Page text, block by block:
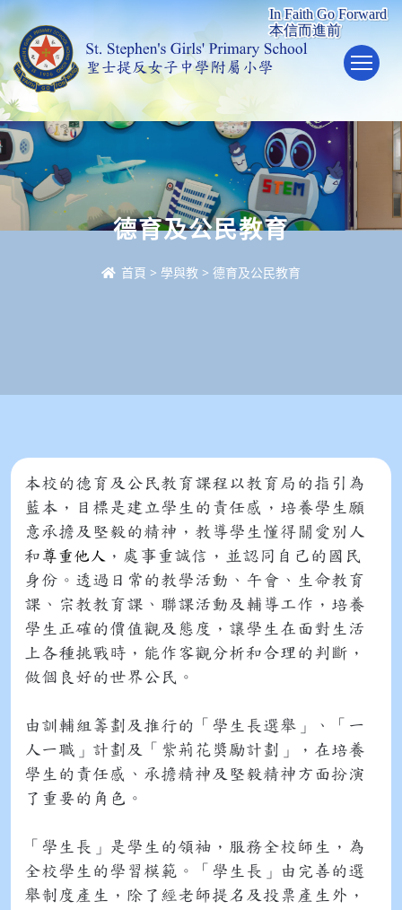
德育及公民教育
首頁 > 學與教 > 德育及公民教育
本校的德育及公民教育課程以教育局的指引為
藍本，目標是建立學生的責任感，培養學生願
意承擔及堅毅的精神，教導學生懂得關愛別人
和尊重他人 ，處事重誠信，並認同自己的國民
身份。透過日常的教學活動、午會、生命教育
課、宗教教育課、聯課活動及輔導工作，培養
學生正確的價值觀及態度，讓學生在面對生活
上各種挑戰時，能作客觀分析和合理的判斷，
做個良好的世界公民。
由訓輔組籌劃及推行的「學生長選舉」、「一
人一職」計劃及「紫荊花獎勵計劃」，在培養
學生的責任感、承擔精神及堅毅精神方面扮演
了重要的角色。
「學生長」是學生的領袖，服務全校師生，為
全校學生的學習模範。「學生長」由完善的選
舉制度產生，除了經老師提名及投票產生外，